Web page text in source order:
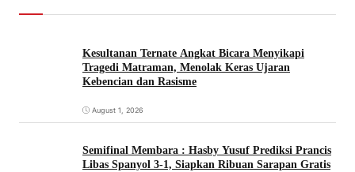
Kesultanan Ternate Angkat Bicara Menyikapi
Tragedi Matraman, Menolak Keras Ujaran
Kebencian dan Rasisme
August 1, 2026
Semifinal Membara : Hasby Yusuf Prediksi Prancis
Libas Spanyol 3-1, Siapkan Ribuan Sarapan Gratis